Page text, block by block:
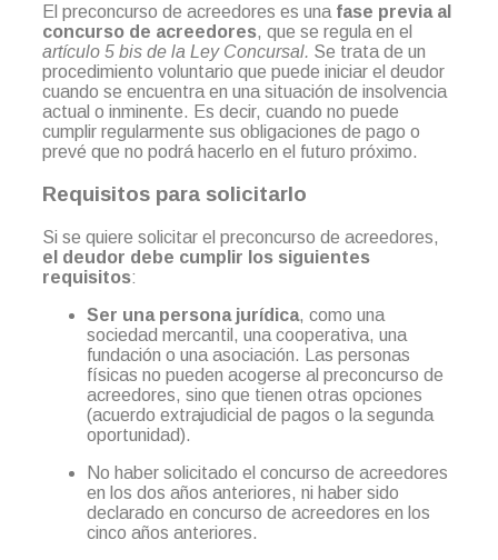
El preconcurso de acreedores es una fase previa al
concurso de acreedores, que se regula en el
artículo 5 bis de la Ley Concursal. Se trata de un
procedimiento voluntario que puede iniciar el deudor
cuando se encuentra en una situación de insolvencia
actual o inminente. Es decir, cuando no puede
cumplir regularmente sus obligaciones de pago o
prevé que no podrá hacerlo en el futuro próximo.
Requisitos para solicitarlo
Si se quiere solicitar el preconcurso de acreedores,
el deudor debe cumplir los siguientes
requisitos:
Ser una persona jurídica, como una
sociedad mercantil, una cooperativa, una
fundación o una asociación. Las personas
físicas no pueden acogerse al preconcurso de
acreedores, sino que tienen otras opciones
(acuerdo extrajudicial de pagos o la segunda
oportunidad).
No haber solicitado el concurso de acreedores
en los dos años anteriores, ni haber sido
declarado en concurso de acreedores en los
cinco años anteriores.